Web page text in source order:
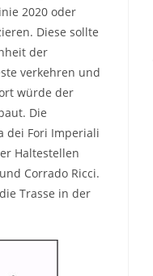
2020 oder
Diese sollte
der
verkehren und
würde der
Die
dei Fori Imperiali
Haltestellen
Corrado Ricci.
Trasse in der